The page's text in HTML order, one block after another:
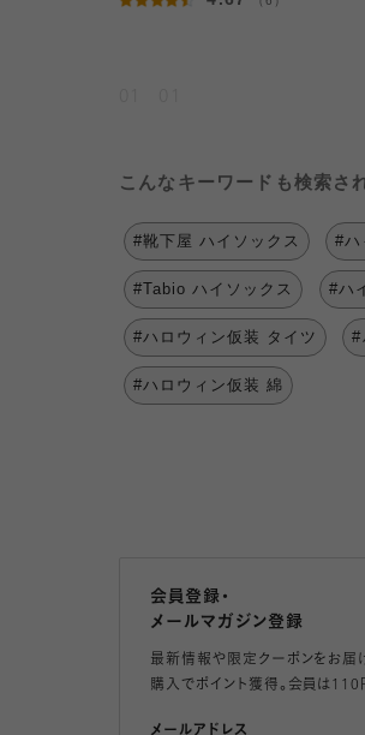
こんなキーワードも検索さ
#靴下屋 ハイソックス #ハ
#Tabio ハイソックス #ハ
#ハロウィン仮装 タイツ #
#ハロウィン仮装 綿
会員登録・
メールマガジン登録
最新情報や限定クーポンをお届け
購入でポイント獲得。会員は110
メールアドレス